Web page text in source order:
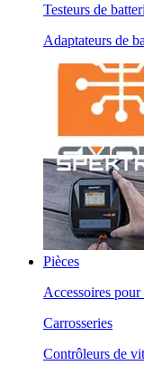
Testeurs de
Adaptateurs de
Pièces
Accessoires
Carrosseries
Contrôleurs de